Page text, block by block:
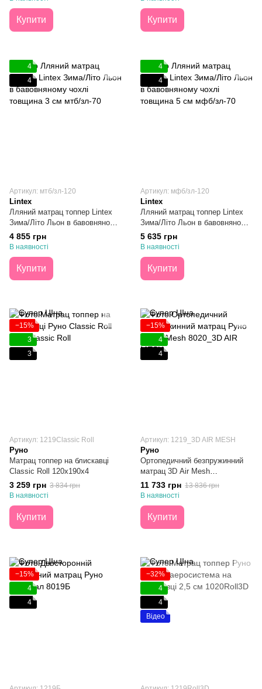
Купити Купити
4
4
Артикул: мтб/зл-120
Lintex
Лляний матрац топпер Lintex
Зима/Літо Льон в бавовняному
чохлі 120х190х3
4 855 грн
В наявності
Купити
4
4
Артикул: мфб/зл-120
Lintex
Лляний матрац топпер Lintex
Зима/Літо Льон в бавовняному
чохлі 120х190х5
5 635 грн
В наявності
Купити
−15%
3
3
Артикул: 1219Classic Roll
Руно
Матрац топпер на блискавці
Classic Roll 120х190х4
3 259 грн 3 834 грн
В наявності
Купити
−15%
4
4
Артикул: 1219_3D AIR MESH
Руно
Ортопедичний безпружинний
матрац 3D Аir Mesh
120х190х20
11 733 грн 13 836 грн
В наявності
Купити
−15%
4
4
−32%
4
4
Відео